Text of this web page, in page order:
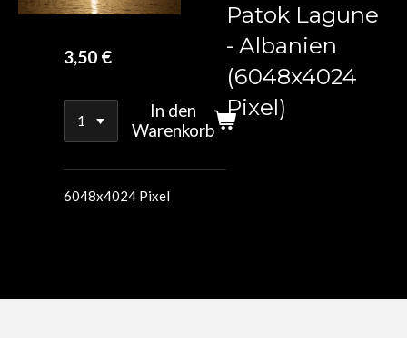
Patok Lagune
- Albanien
(6048x4024
Pixel)
3,50 €
In den
Warenkorb
6048x4024 Pixel